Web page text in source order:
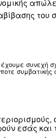
που
με